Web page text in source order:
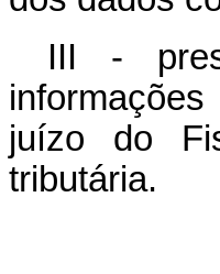
III -
juízo do
tributária.